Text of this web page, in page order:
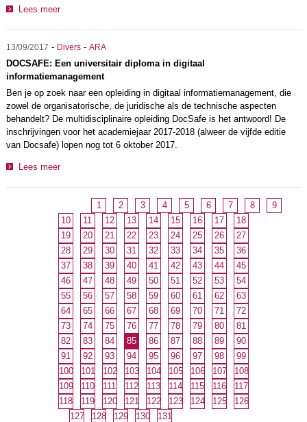
Lees meer
13/09/2017 - Divers- ARA
DOCSAFE: Een universitair diploma in digitaal
informatiemanagement
Ben je op zoek naar een opleiding in digitaal informatiemanagement, die
zowel de organisatorische, de juridische als de technische aspecten
behandelt? De multidisciplinaire opleiding DocSafe is het antwoord! De
inschrijvingen voor het academiejaar 2017-2018 (alweer de vijfde editie
van Docsafe) lopen nog tot 6 oktober 2017.
Lees meer
1 2 3 4 5 6 7 8
9
10
11 12 13 14 15 16 17
18
19
20 21 22 23 24 25 26
27
28
29 30 31 32 33 34 35
36
37
38 39 40 41 42 43 44
45
46
47 48 49 50 51 52 53
54
55
56 57 58 59 60 61 62
63
64
65 66 67 68 69 70 71
72
73
74 75 76 77 78 79 80
81
82
83 84 85 86 87 88 89
90
91
92 93 94 95 96 97 98
99
100
101 102 103 104 105 106 107
108
109
110 111 112 113 114 115 116
117
118
119 120 121 122 123 124 125
126
127
128 129 130 131